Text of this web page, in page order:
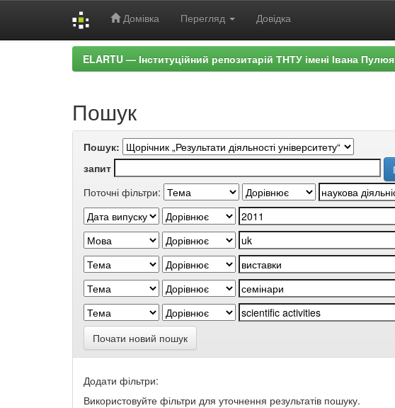
Домівка Перегляд Довідка
ELARTU — Інституційний репозитарій ТНТУ імені Івана Пулюя
Пошук
Пошук:
запит
Поточні фільтри:
Почати новий пошук
Додати фільтри:
Використовуйте фільтри для уточнення результатів пошуку.